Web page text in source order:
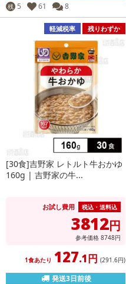
残 5 61 8
軽減税率 残りわずか
[30食]吉野家 レトルト牛おかゆ
160g | 吉野家の牛...
お試し費用 税込・送料込
3812円
参考価格 8748円
1食あたり 127.1円 (291 .6円)
発送3日前後